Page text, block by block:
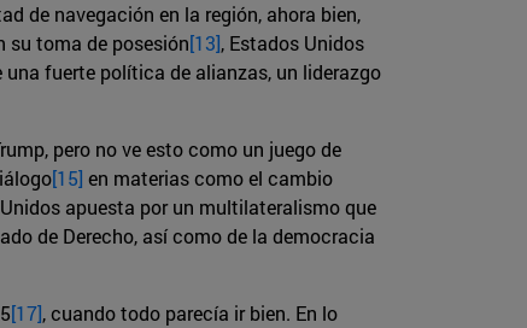
de navegación en la región, ahora bien,
su toma de posesión[13], Estados Unidos
fuerte política de alianzas, un liderazgo
pero no ve esto como un juego de
[15] en materias como el cambio
apuesta por un multilateralismo que
de Derecho, así como de la democracia
[17], cuando todo parecía ir bien. En lo